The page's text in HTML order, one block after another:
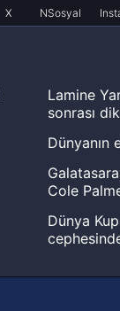
X NSosyal
Lamine
sonrası
Dünyanın
Cole
Dünya